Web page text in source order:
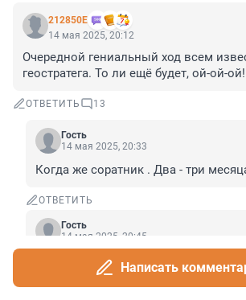
212850Е
14 мая 2025, 20:12
Очередной гениальный ход всем
геостратега. То ли ещё будет, ой-ой-ой!
ОТВЕТИТЬ 13
Гость
14 мая 2025, 20:33
Когда же соратник . Два - три
ОТВЕТИТЬ
Гость
14 мая 2025, 20:45
14 мая 2025, 20:33
Когда же соратник . Два - три
Написать